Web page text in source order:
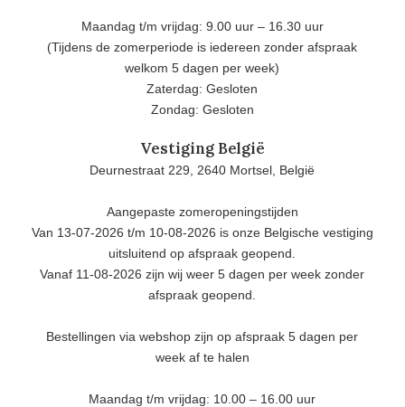
Maandag t/m vrijdag: 9.00 uur – 16.30 uur
(Tijdens de zomerperiode is iedereen zonder afspraak
welkom 5 dagen per week)
Zaterdag: Gesloten
Zondag: Gesloten
Vestiging België
Deurnestraat 229, 2640 Mortsel, België
Aangepaste zomeropeningstijden
Van 13-07-2026 t/m 10-08-2026 is onze Belgische vestiging
uitsluitend op afspraak geopend.
Vanaf 11-08-2026 zijn wij weer 5 dagen per week zonder
afspraak geopend.
Bestellingen via webshop zijn op afspraak 5 dagen per
week af te halen
Maandag t/m vrijdag: 10.00 – 16.00 uur